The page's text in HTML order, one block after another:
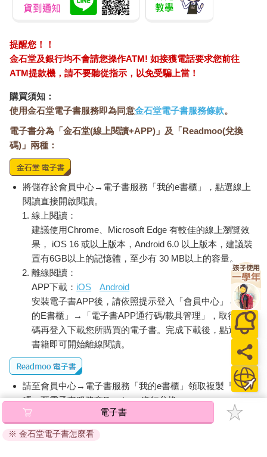
提醒您！！
金石堂及銀行均不會請您操作ATM! 如接獲電話要求您前往
ATM提款機，請不要聽從指示，以免受騙上當！
購買須知：
使用金石堂電子書服務即為同意金石堂電子書服務條款。
電子書分為「金石堂(線上閱讀+APP)」及「Readmoo(兌換
碼)」兩種：
將儲存於會員中心→電子書服務「我的e書櫃」，點選線上
閱讀直接開啟閱讀。
線上閱讀：
建議使用Chrome、Microsoft Edge 有較佳的線上瀏覽效
果， iOS 16 或以上版本，Android 6.0 以上版本，建議裝
置有6GB以上的記憶體，至少有 30 MB以上的容量。
離線閱讀：
APP下載： iOS
Android
安裝電子書APP後，請依照提示登入「會員中心」→「我
的E書櫃」→「電子書APP通行碼/載具管理」，取得通行
碼再登入下載您所購買的電子書。完成下載後，點選任一
書籍即可開始離線閱讀。
請至會員中心→電子書服務「我的e書櫃」領取複製『兌換
碼』至電子書服務商Readmoo進行兌換。
退換貨須知：
因版權保護，您在金石堂所購買的電子書僅能以金石堂專屬
電子書
※ 金石堂電子書怎麼看